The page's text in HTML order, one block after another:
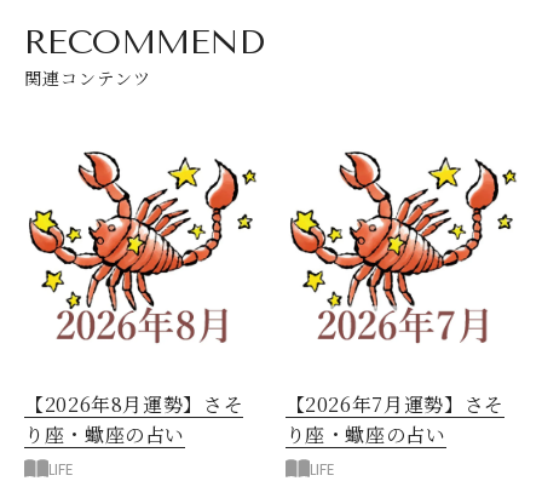
RECOMMEND
関連コンテンツ
【2026年8月運勢】さそ
り座・蠍座の占い
LIFE
【2026年7月運勢】さそ
り座・蠍座の占い
LIFE